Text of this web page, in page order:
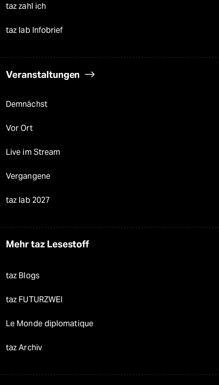
taz zahl ich
taz lab Infobrief
Veranstaltungen
Demnächst
Vor Ort
Live im Stream
Vergangene
taz lab 2027
Mehr taz Lesestoff
taz Blogs
taz FUTURZWEI
Le Monde diplomatique
taz Archiv